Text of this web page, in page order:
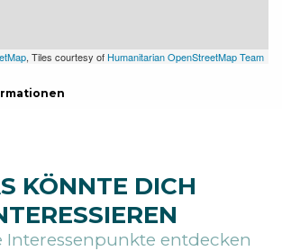
, Tiles courtesy of Humanitarian OpenStreetMap Team
KÖNNTE DICH
Interessenpunkte entdecken